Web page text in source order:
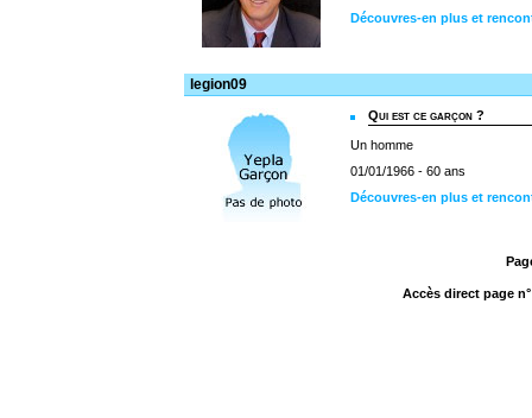
Découvres-en plus et
legion09
Qui est ce garçon ?
Un homme
01/01/1966 - 60 ans
Découvres-en plus et
Accès direct page